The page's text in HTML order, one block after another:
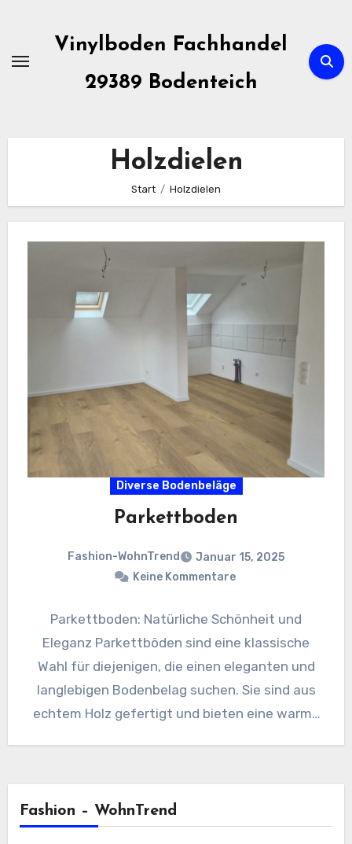
springen
Vinylboden Fachhandel
29389 Bodenteich
Holzdielen
Start Holzdielen
Diverse Bodenbeläge
Parkettboden
Fashion-WohnTrend
Januar 15, 2025
Keine Kommentare
Parkettboden: Natürliche Schönheit und
Eleganz Parkettböden sind eine klassische
Wahl für diejenigen, die einen eleganten und
langlebigen Bodenbelag suchen. Sie sind aus
echtem Holz gefertigt und bieten eine warme
Fashion – WohnTrend